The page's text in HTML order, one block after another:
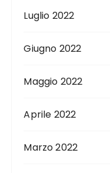
Luglio 2022
Giugno 2022
Maggio 2022
Aprile 2022
Marzo 2022